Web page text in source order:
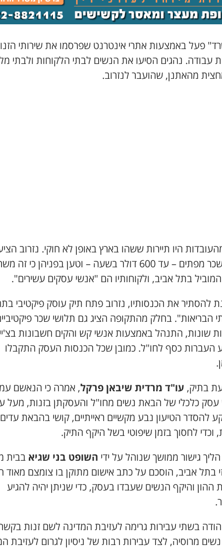
פעל באמצעות אתרי אינטרנט שפרסמו את שירותי
עבודה. נהגים הסיעו את הנשים לבתי הלקוחות ולבתי
מהאתנן, שהועבר לנזרוב.
היו תיירות ששהו בארץ באופן לא חוקי. נזרוב
תנאי שכר מפתים – עד 600 דולר בשעה – וטען בפניהן כי זה
המוביל בתל אביב, ולקוחותיו הם "אנשי עסקים עשירים".
להסתיר את הכנסותיו, נזרוב פתח תיק עוסק פיקטיבי
הבריאות". בחלק מהתקופה הציג גם תלושי שכר
שונות, התנהל באמצעות אנשי קש והקים חשבונות
העברות כסף לחו"ל. כמובן שכל הכנסות העסק התקבלו
בתיק, עו"ד מרדית שיבאן פרקל, אמרה כי הנאשם
כלכלי של הבאת נשים מחו"ל והעסקתן בזנות, מעל
להסדר הטיעון נבע מקשיים ראייתיים, קושי בהבאת עדים
וכדי לחסוך בזמן שיפוטי בשל היקף התיק.
גישור ממושך שנוהל על ידי השופט בני שגיא בבית
בתל אביב, הוסכם על כתב אישום מתוקן בו צומצם מאוד
ההון והיקף הנשים שעבדו בעסק, כדי שניתן יהיה להגיע
הודה בשתי עבירות גרימה לעזיבת המדינה לשם זנות
מרוסיה, לצד עבירות רבות של ניסיון לגרום לעזיבת